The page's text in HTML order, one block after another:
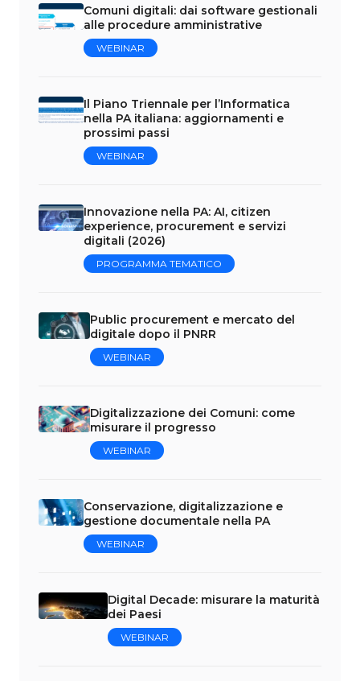
Comuni digitali: dai software gestionali
alle procedure amministrative
WEBINAR
Il Piano Triennale per l’Informatica
nella PA italiana: aggiornamenti e
prossimi passi
WEBINAR
Innovazione nella PA: AI, citizen
experience, procurement e servizi
digitali (2026)
PROGRAMMA TEMATICO
Public procurement e mercato del
digitale dopo il PNRR
WEBINAR
Digitalizzazione dei Comuni: come
misurare il progresso
WEBINAR
Conservazione, digitalizzazione e
gestione documentale nella PA
WEBINAR
Digital Decade: misurare la maturità
dei Paesi
WEBINAR